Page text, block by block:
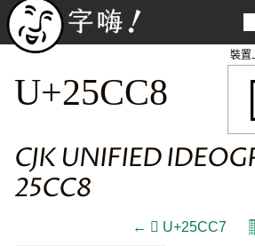
裝置
U+25CC8
CJK UNIFIED
25CC8
← 𥳇 U+25CC7